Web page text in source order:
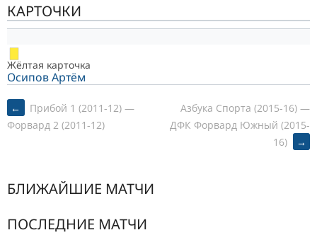
КАРТОЧКИ
Жёлтая карточка
Осипов Артём
POST
←
Прибой 1 (2011-12) —
Форвард 2 (2011-12)
Азбука Спорта (2015-16) —
ДФК Форвард Южный (2015-
16)
→
БЛИЖАЙШИЕ МАТЧИ
ПОСЛЕДНИЕ МАТЧИ